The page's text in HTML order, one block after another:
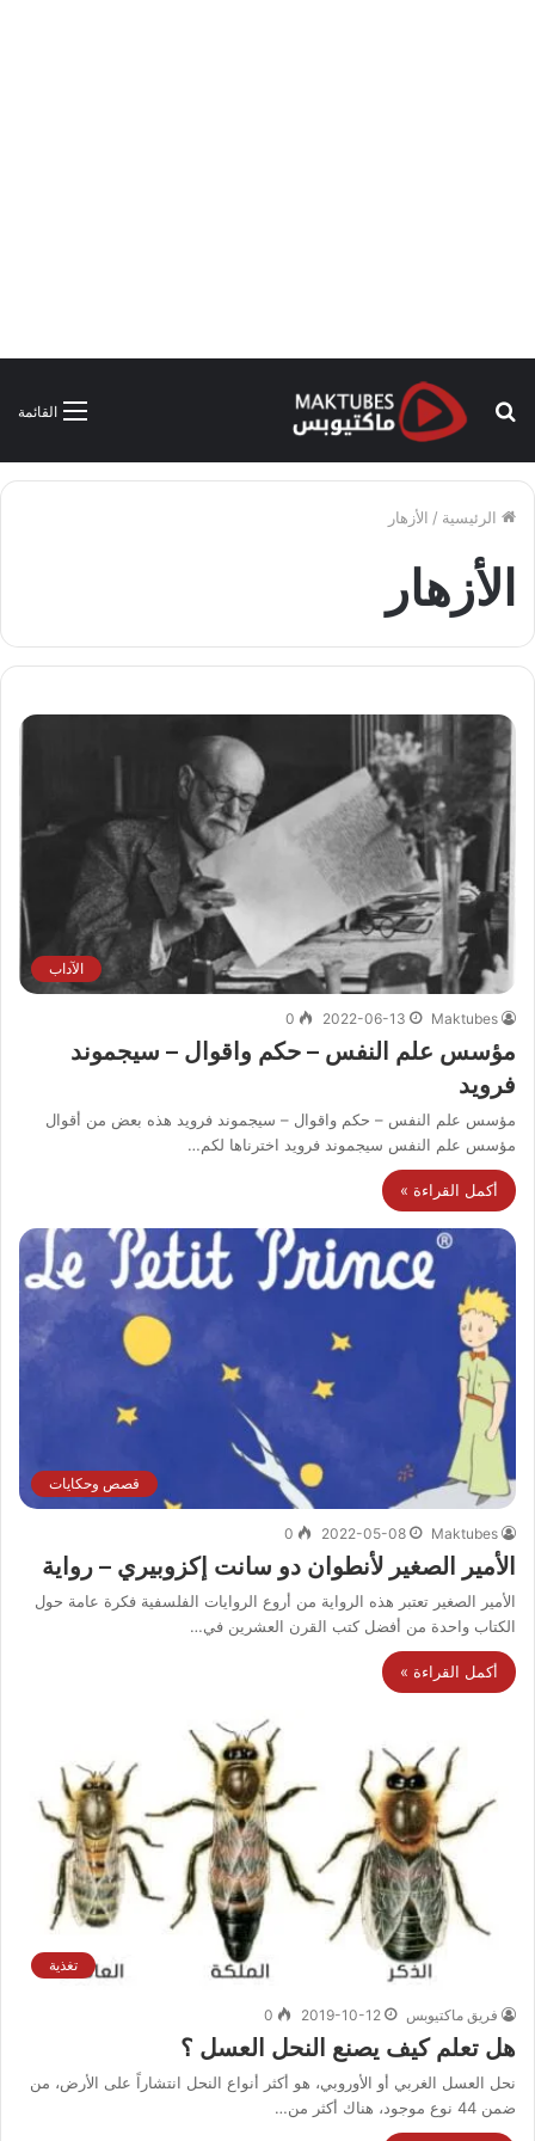
القائمة
بحث
الرئيسية / الأزهار
الأزهار
الآداب
Maktubes
2022-06-13
0
مؤسس علم النفس – حكم واقوال – سيجموند
فرويد
مؤسس علم النفس – حكم واقوال – سيجموند فرويد هذه بعض من أقوال
مؤسس علم النفس سيجموند فرويد اخترناها لكم…
أكمل القراءة »
قصص وحكايات
Maktubes
2022-05-08
0
الأمير الصغير لأنطوان دو سانت إكزوبيري – رواية
الأمير الصغير تعتبر هذه الرواية من أروع الروايات الفلسفية فكرة عامة حول
الكتاب واحدة من أفضل كتب القرن العشرين في…
أكمل القراءة »
تغذية
فريق ماكتيوبس 2019-10-12
0
هل تعلم كيف يصنع النحل العسل ؟
نحل العسل الغربي أو الأوروبي، هو أكثر أنواع النحل انتشاراً على الأرض، من
ضمن 44 نوع موجود، هناك أكثر من…